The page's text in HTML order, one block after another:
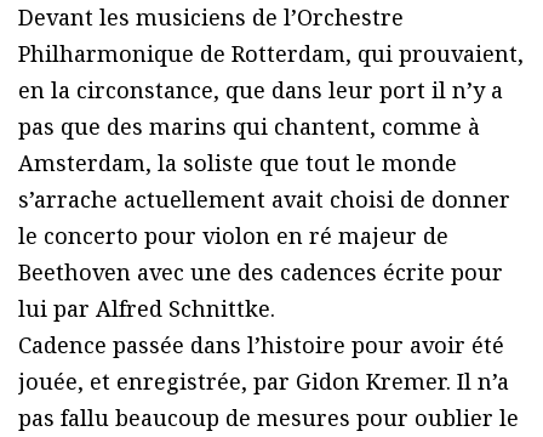
Devant les musiciens de l’Orchestre
Philharmonique de Rotterdam, qui prouvaient,
en la circonstance, que dans leur port il n’y a
pas que des marins qui chantent, comme à
Amsterdam, la soliste que tout le monde
s’arrache actuellement avait choisi de donner
le concerto pour violon en ré majeur de
Beethoven avec une des cadences écrite pour
lui par Alfred Schnittke.
Cadence passée dans l’histoire pour avoir été
jouée, et enregistrée, par Gidon Kremer. Il n’a
pas fallu beaucoup de mesures pour oublier le